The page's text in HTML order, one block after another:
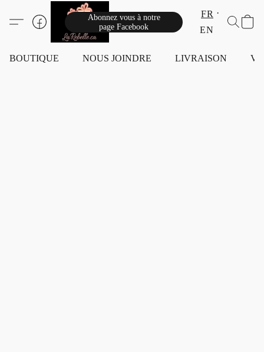
Abonnez vous à notre
page Facebook
FR
EN
BOUTIQUE NOUS JOINDRE LIVRAISON